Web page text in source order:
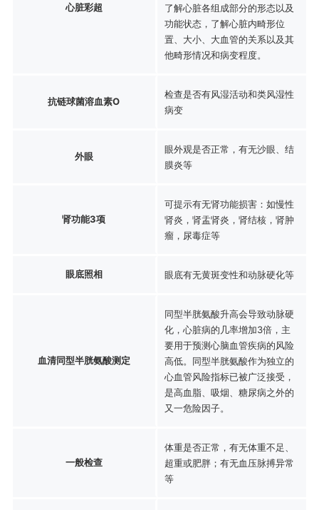
心脏彩超
了解心脏各组成部分的形态以及
功能状态，了解心脏内畸形位
置、大小、大血管的关系以及其
他畸形情况和病变程度。
抗链球菌溶血素O
检查是否有风湿活动和类风湿性
病变
外眼
眼外观是否正常，有无沙眼、结
膜炎等
肾功能3项
可提示有无肾功能损害：如慢性
肾炎，肾盂肾炎，肾结核，肾肿
瘤，尿毒症等
眼底照相 眼底有无黄斑变性和动脉硬化等
血清同型半胱氨酸测定
同型半胱氨酸升高会导致动脉硬
化，心脏病的几率增加3倍，主
要用于预测心脑血管疾病的风险
高低。同型半胱氨酸作为独立的
心血管风险指标已被广泛接受，
是高血脂、吸烟、糖尿病之外的
又一危险因子。
一般检查
体重是否正常，有无体重不足、
超重或肥胖；有无血压脉搏异常
等